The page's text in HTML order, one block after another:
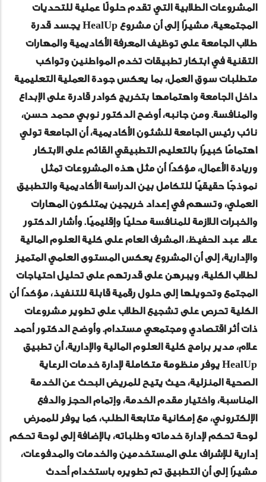
المشروعات الطلابية التي تقدم حلولًا عملية للتحديات
المجتمعية، مشيرًا إلى أن مشروع HealUp يجسد قدرة
طلاب الجامعة على توظيف المعرفة الأكاديمية والمهارات
التقنية في ابتكار تطبيقات تخدم المواطنين وتواكب
متطلبات سوق العمل، بما يعكس جودة العملية التعليمية
داخل الجامعة واهتمامها بتخريج كوادر قادرة على الإبداع
والمنافسة. ومن جانبه، أوضح الدكتور نوبي محمد حسن،
نائب رئيس الجامعة للشئون الأكاديمية، أن الجامعة تولي
اهتمامًا كبيرًا بالتعليم التطبيقي القائم على الابتكار
وريادة الأعمال، مؤكدًا أن مثل هذه المشروعات تمثل
نموذجًا حقيقيًا للتكامل بين الدراسة الأكاديمية والتطبيق
العملي، وتسهم في إعداد خريجين يمتلكون المهارات
والخبرات اللازمة للمنافسة محليًا وإقليميًا. وأشار الدكتور
علاء عبد الحفيظ، المشرف العام على كلية العلوم المالية
والإدارية، إلى أن المشروع يعكس المستوى العلمي المتميز
لطلاب الكلية، ويبرهن على قدرتهم على تحليل احتياجات
المجتمع وتحويلها إلى حلول رقمية قابلة للتنفيذ، مؤكدًا أن
الكلية تحرص على تشجيع الطلاب على تطوير مشروعات
ذات أثر اقتصادي ومجتمعي مستدام. وأوضح الدكتور أحمد
علام، مدير برامج كلية العلوم المالية والإدارية، أن تطبيق
HealUp يوفر منظومة متكاملة لإدارة خدمات الرعاية
الصحية المنزلية، حيث يتيح للمريض البحث عن الخدمة
المناسبة، واختيار مقدم الخدمة، وإتمام الحجز والدفع
الإلكتروني، مع إمكانية متابعة الطلب، كما يوفر للممرض
لوحة تحكم لإدارة خدماته وطلباته، بالإضافة إلى لوحة تحكم
إدارية للإشراف على المستخدمين والخدمات والمدفوعات،
مشيرًا إلى أن التطبيق تم تطويره باستخدام أحدث